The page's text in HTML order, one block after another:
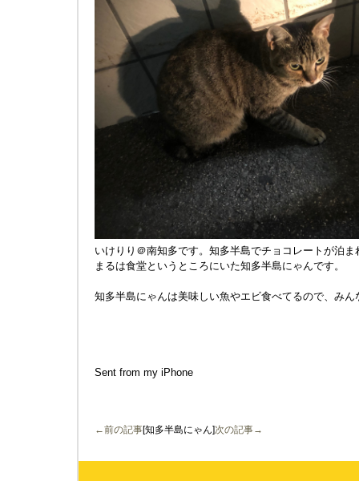
いけりり＠南知多です。知多半島でチョコレートが泊
まるは食堂というところにいた知多半島にゃんです。
知多半島にゃんは美味しい魚やエビ食べてるので、み
Sent from my iPhone
←前の記事[知多半島にゃん]次の記事→